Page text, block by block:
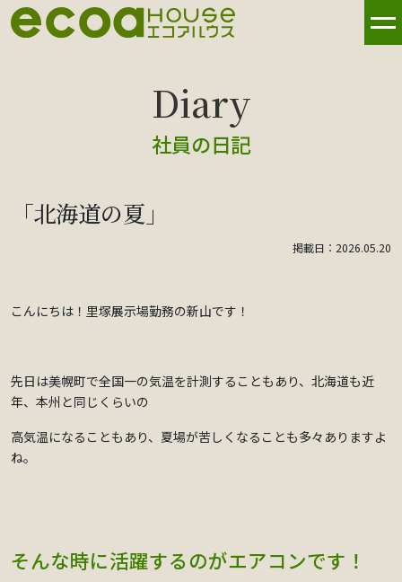
社員の日記
「北海道の夏」
掲載日：2026.05.20
こんにちは！里塚展示場勤務の新山です！
先日は美幌町で全国一の気温を計測することもあり、北海道も近
年、本州と同じくらいの
高気温になることもあり、夏場が苦しくなることも多々ありますよ
ね。
そんな時に活躍するのがエアコンです！